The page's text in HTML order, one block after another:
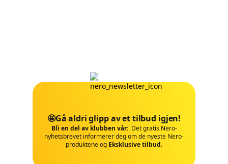
🤩Gå aldri glipp av et tilbud igjen!
Bli en del av klubben vår: Det gratis Nero-
nyhetsbrevet informerer deg om de nyeste Nero-
produktene og Eksklusive tilbud.